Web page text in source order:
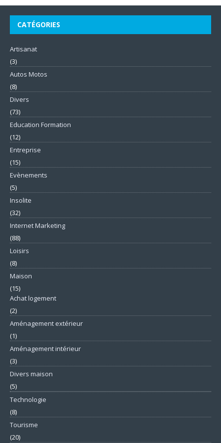
CATÉGORIES
Artisanat
(3)
Autos Motos
(8)
Divers
(73)
Education Formation
(12)
Entreprise
(15)
Evènements
(5)
Insolite
(32)
Internet Marketing
(88)
Loisirs
(8)
Maison
(15)
Achat logement
(2)
Aménagement extérieur
(1)
Aménagement intérieur
(3)
Divers maison
(5)
Technologie
(8)
Tourisme
(20)